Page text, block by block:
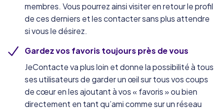
membres. Vous pourrez ainsi visiter en retour le profil
de ces derniers et les contacter sans plus attendre
si vous le désirez.
Gardez vos favoris toujours près de vous
JeContacte va plus loin et donne la possibilité à tous
ses utilisateurs de garder un œil sur tous vos coups
de cœur en les ajoutant à vos « favoris » ou bien
directement en tant qu’ami comme sur un réseau